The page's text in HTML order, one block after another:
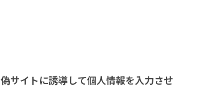
偽サイトに誘導して個人情報を入力させ